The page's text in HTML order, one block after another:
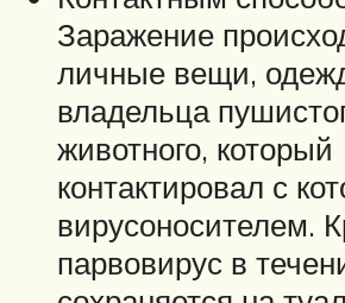
Заражение
личные вещи,
владельца
животного, который
контактировал с
вирусоносителем.
парвовирус в